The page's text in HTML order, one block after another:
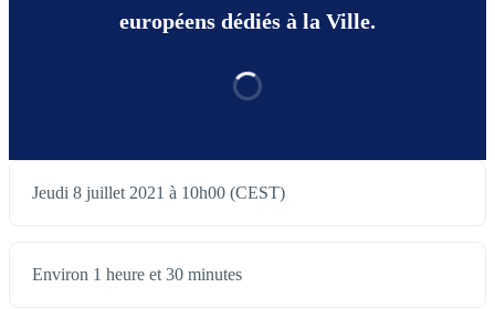
européens dédiés à la Ville.
Jeudi 8 juillet 2021 à 10h00 (CEST)
Environ 1 heure et 30 minutes